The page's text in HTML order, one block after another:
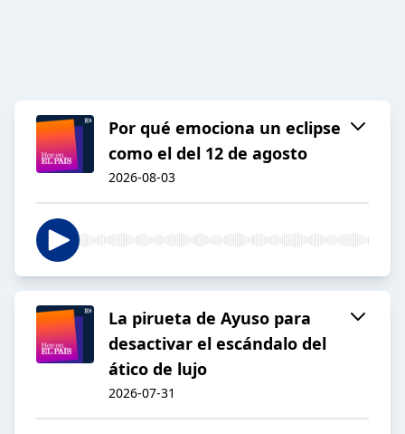
Por qué emociona un eclipse
como el del 12 de agosto
2026-08-03
La pirueta de Ayuso para
desactivar el escándalo del
ático de lujo
2026-07-31